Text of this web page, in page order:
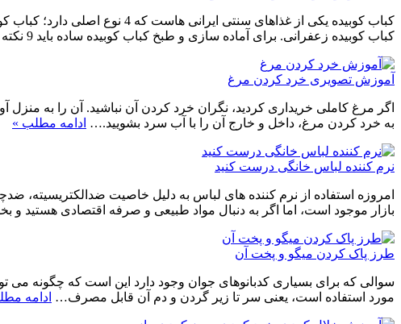
کباب کوبیده یکی از غذاهای
کباب کوبیده زعفرانی. برای آماده سازی و طبخ کباب کوبیده ساده باید 9 نکته را رعایت کرد:…
آموزش تصویری خرد کردن مرغ
به خرد کردن مرغ، داخل و خارج آن را با آب سرد بشویید.… ادامه مطلب »
نرم کننده لباس خانگی درست کنید
امروزه استفاده از نرم کننده های لباس به دلیل خاصیت ضدالکتریسیته،
بازار موجود است، اما اگر به دنبال مواد طبیعی و صرفه اقتصادی هستید و
طرز پاک کردن میگو و پخت آن
سوالی که برای بسیاری کدبانوهای جوان وجود دارد این است که چگونه
مورد استفاده است، یعنی سر تا زیر گردن و دم آن قابل مصرف… ادامه